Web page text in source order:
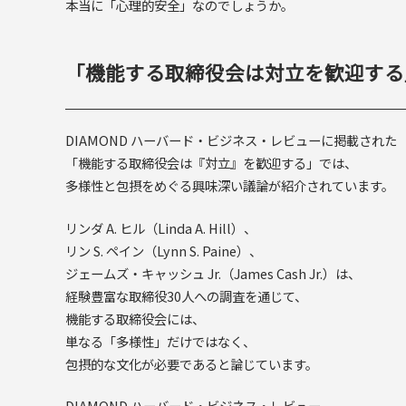
本当に「心理的安全」なのでしょうか。
「機能する取締役会は対立を歓迎す
DIAMOND ハーバード・ビジネス・レビューに掲載された
「機能する取締役会は『対立』を歓迎する」では、
多様性と包摂をめぐる興味深い議論が紹介されています。
リンダ A. ヒル（Linda A. Hill）、
リン S. ペイン（Lynn S. Paine）、
ジェームズ・キャッシュ Jr.（James Cash Jr.）は、
経験豊富な取締役30人への調査を通じて、
機能する取締役会には、
単なる「多様性」だけではなく、
包摂的な文化が必要であると論じています。